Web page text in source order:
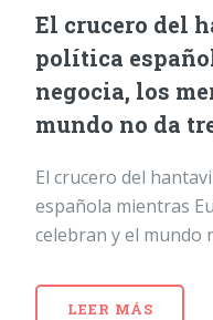
El crucero del
política
negocia, los
mundo no da
El crucero del
española mientras
celebran y el mundo
LEER MÁS